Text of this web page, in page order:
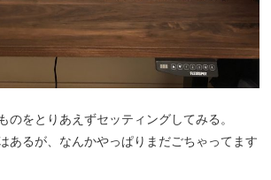
のをとりあえずセッティングしてみる。
あるが、なんかやっぱりまだごちゃってます